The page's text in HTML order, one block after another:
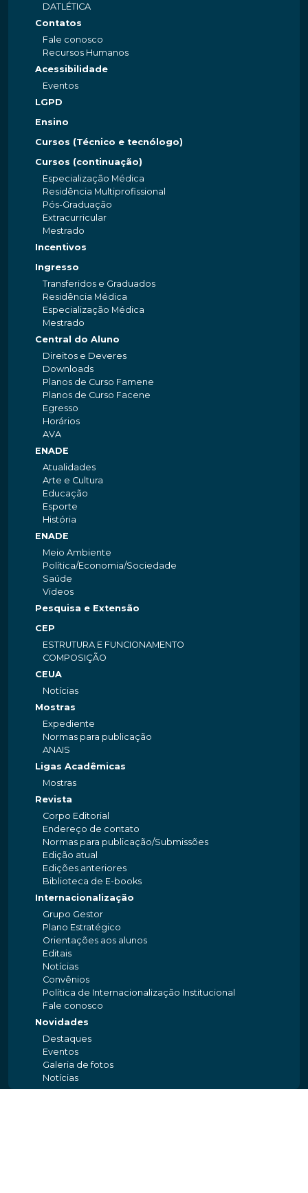
DATLÉTICA
Contatos
Fale conosco
Recursos Humanos
Acessibilidade
Eventos
LGPD
Ensino
Cursos (Técnico e tecnólogo)
Cursos (continuação)
Especialização Médica
Residência Multiprofissional
Pós-Graduação
Extracurricular
Mestrado
Incentivos
Ingresso
Transferidos e Graduados
Residência Médica
Especialização Médica
Mestrado
Central do Aluno
Direitos e Deveres
Downloads
Planos de Curso Famene
Planos de Curso Facene
Egresso
Horários
AVA
ENADE
Atualidades
Arte e Cultura
Educação
Esporte
História
ENADE
Meio Ambiente
Política/Economia/Sociedade
Saúde
Videos
Pesquisa e Extensão
CEP
ESTRUTURA E FUNCIONAMENTO
COMPOSIÇÃO
CEUA
Notícias
Mostras
Expediente
Normas para publicação
ANAIS
Ligas Acadêmicas
Mostras
Revista
Corpo Editorial
Endereço de contato
Normas para publicação/Submissões
Edição atual
Edições anteriores
Biblioteca de E-books
Internacionalização
Grupo Gestor
Plano Estratégico
Orientações aos alunos
Editais
Notícias
Convênios
Política de Internacionalização Institucional
Fale conosco
Novidades
Destaques
Eventos
Galeria de fotos
Notícias